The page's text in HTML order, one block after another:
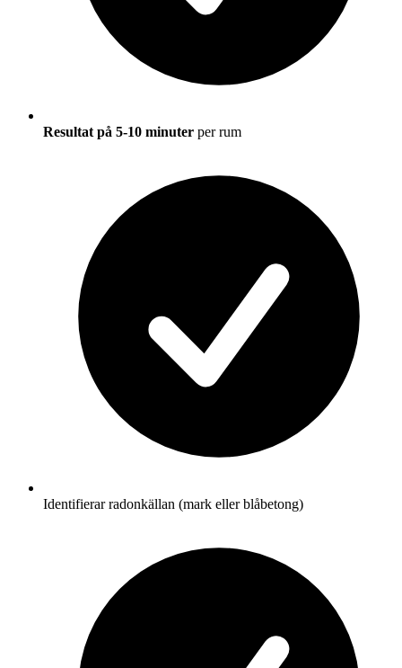
Resultat på 5-10 minuter per rum
Identifierar radonkällan (mark eller blåbetong)